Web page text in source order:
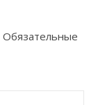
Обязательные